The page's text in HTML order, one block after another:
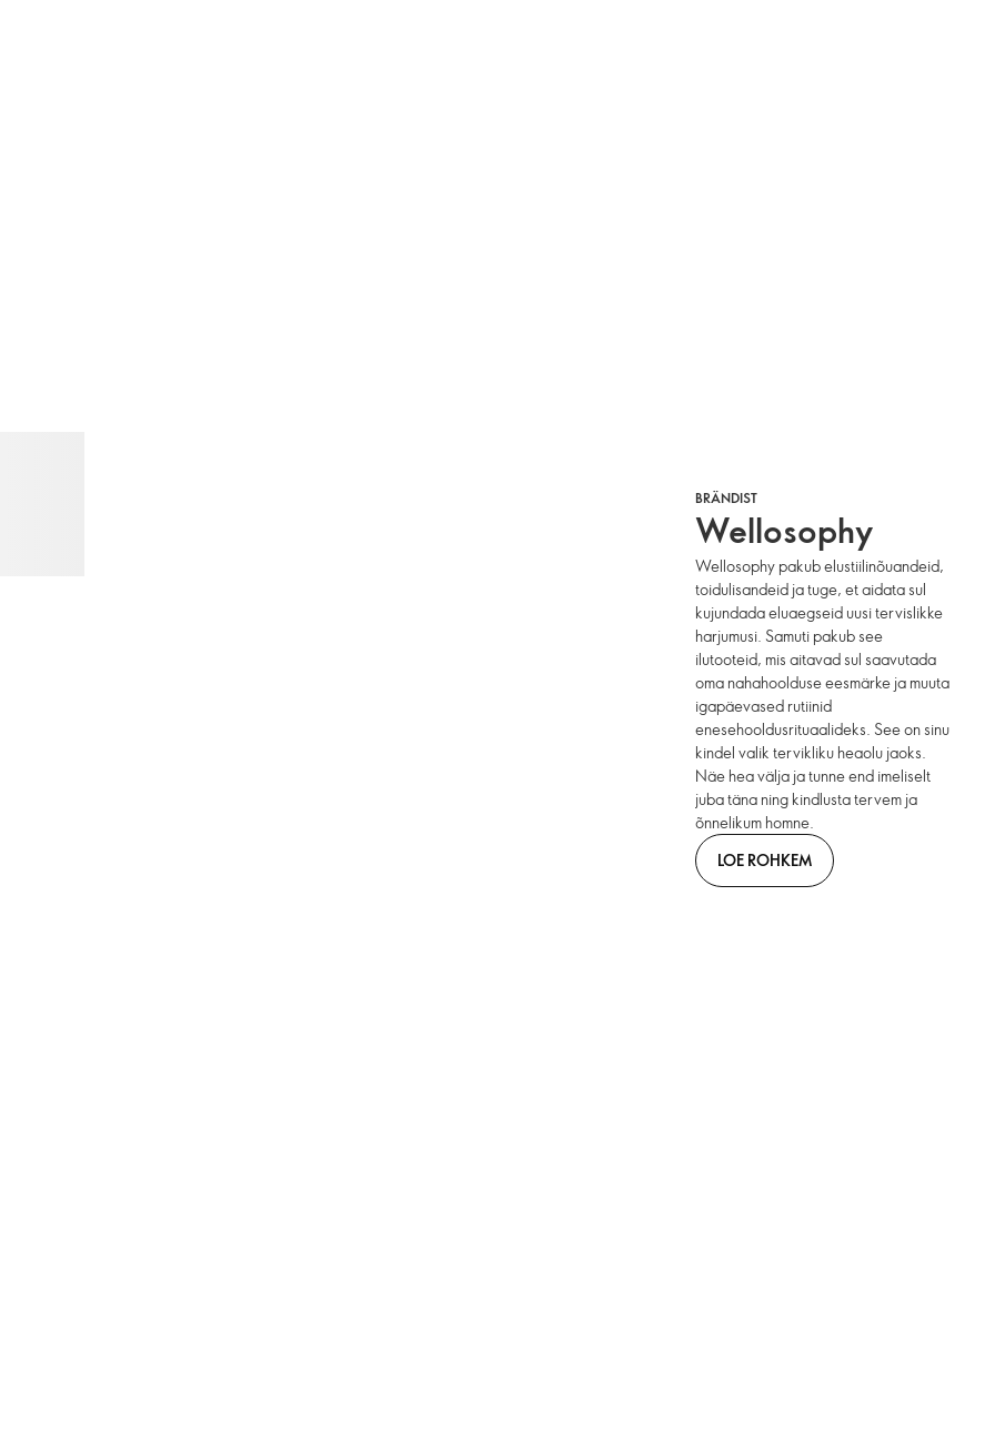
BRÄNDIST
Wellosophy
Wellosophy pakub elustiilinõuandeid,
toidulisandeid ja tuge, et aidata sul
kujundada eluaegseid uusi tervislikke
harjumusi. Samuti pakub see
ilutooteid, mis aitavad sul saavutada
oma nahahoolduse eesmärke ja muuta
igapäevased rutiinid
enesehooldusrituaalideks. See on sinu
kindel valik tervikliku heaolu jaoks.
Näe hea välja ja tunne end imeliselt
juba täna ning kindlusta tervem ja
õnnelikum homne.
LOE ROHKEM